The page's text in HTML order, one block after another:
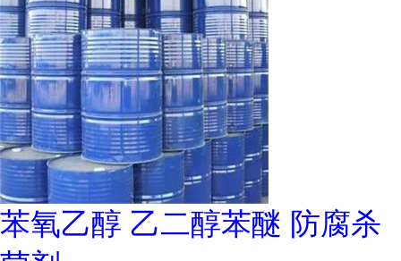
苯氧乙醇 乙二醇苯醚 防腐杀